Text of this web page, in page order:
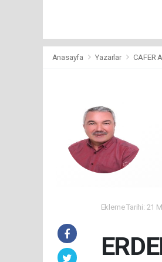
Anasayfa Yazarlar CAFER
Ekleme Tarihi: 21